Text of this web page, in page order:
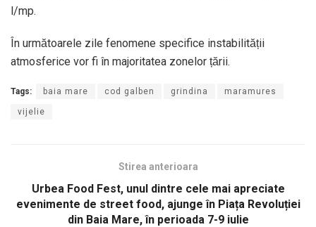
l/mp.
În următoarele zile fenomene specifice instabilității
atmosferice vor fi în majoritatea zonelor țării.
Tags: baia mare cod galben grindina maramures
vijelie
Stirea anterioara
Urbea Food Fest, unul dintre cele mai apreciate
evenimente de street food, ajunge în Piața Revoluției
din Baia Mare, în perioada 7-9 iulie